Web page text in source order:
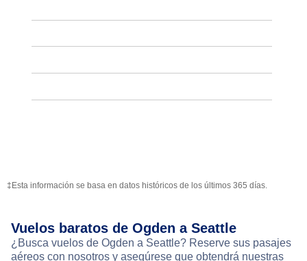
‡Esta información se basa en datos históricos de los últimos 365 días.
Vuelos baratos de Ogden a Seattle
¿Busca vuelos de Ogden a Seattle? Reserve sus pasajes
aéreos con nosotros y asegúrese que obtendrá nuestras